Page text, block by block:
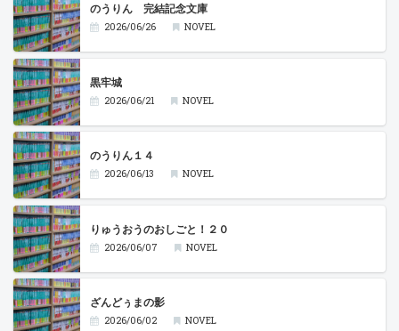
のうりん 完結記念文庫
2026/06/26 NOVEL
黒牢城
2026/06/21 NOVEL
のうりん１４
2026/06/13 NOVEL
りゅうおうのおしごと！２０
2026/06/07 NOVEL
ざんどぅまの影
2026/06/02 NOVEL